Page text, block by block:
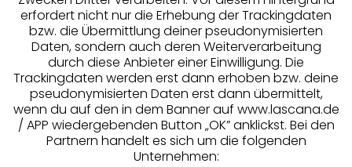
Services
Beratung
Über uns
Rechtliches
erfordert nicht nur die Erhebung der Trackingdaten
bzw. die Übermittlung deiner pseudonymisierten
Daten, sondern auch deren Weiterverarbeitung
durch diese Anbieter einer Einwilligung. Die
Trackingdaten werden erst dann erhoben bzw. deine
pseudonymisierten Daten erst dann übermittelt,
wenn du auf den in dem Banner auf www.lascana.de
/ APP wiedergebenden Button „OK” anklickst. Bei den
Partnern handelt es sich um die folgenden
Unternehmen: